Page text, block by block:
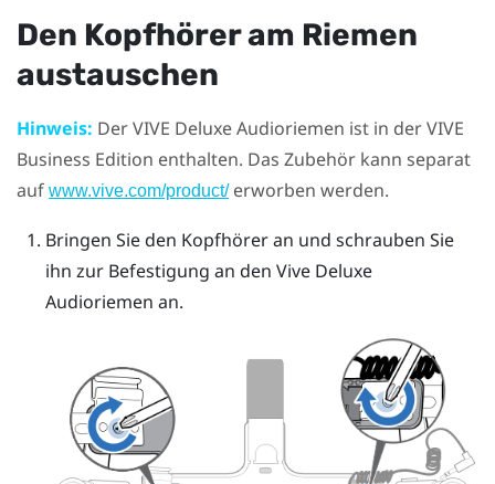
Den Kopfhörer am Riemen
austauschen
Hinweis: DerVIVE Deluxe Audioriemen ist in der VIVE
Business Edition enthalten. Das Zubehör kann separat
auf www.vive.com/product/erworben werden.
Bringen Sie den Kopfhörer an und schrauben Sie
ihn zur Befestigung an den Vive Deluxe
Audioriemen an.